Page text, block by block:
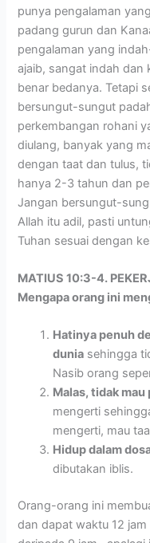
punya pengalaman
padang gurun dan
pengalaman yang
ajaib, sangat indah dan
benar bedanya. Tetapi
bersungut-sungut
perkembangan rohani
diulang, banyak yang
dengan taat dan tulus,
hanya 2-3 tahun dan
Jangan bersungut-
Allah itu adil, pasti
Tuhan sesuai dengan
MATIUS 10:3-4.
Mengapa orang ini
Hatinya penuh
dunia sehingga
Nasib orang
Malas, tidak mau
mengerti
mengerti, mau
Hidup dalam
dibutakan iblis.
Orang-orang ini
dan dapat waktu 12